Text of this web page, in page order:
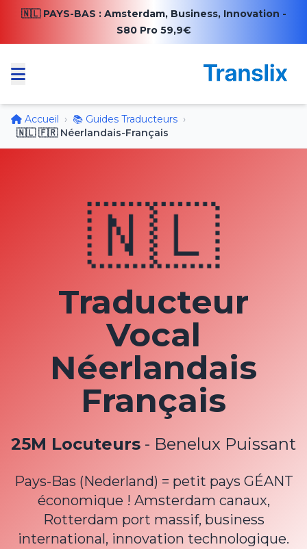
🇳🇱 PAYS-BAS : Amsterdam, Business, Innovation -
S80 Pro 59,9€
Accueil › 📚 Guides Traducteurs ›
🇳🇱 🇫🇷 Néerlandais-Français
🇳🇱
Traducteur
Vocal
Néerlandais
Français
25M Locuteurs - Benelux Puissant
Pays-Bas (Nederland) = petit pays GÉANT
économique ! Amsterdam canaux,
Rotterdam port massif, business
international, innovation technologique.